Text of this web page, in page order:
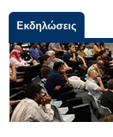
Εκδηλώσεις